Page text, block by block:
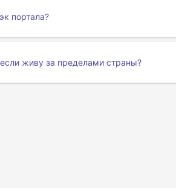
портала?
живу за пределами страны?